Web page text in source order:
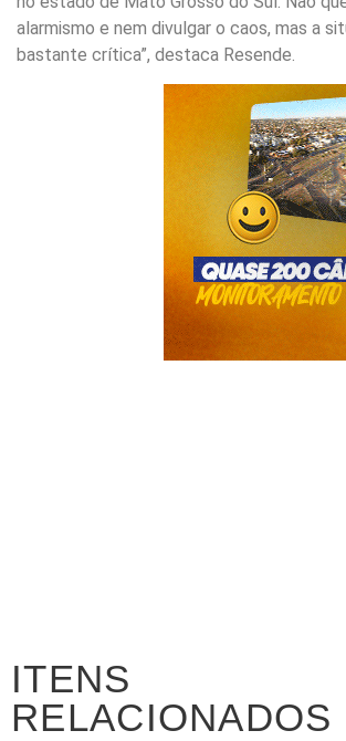
alarmismo e nem divulgar o caos, mas a
bastante crítica”, destaca Resende.
ITENS
RELACIONADOS